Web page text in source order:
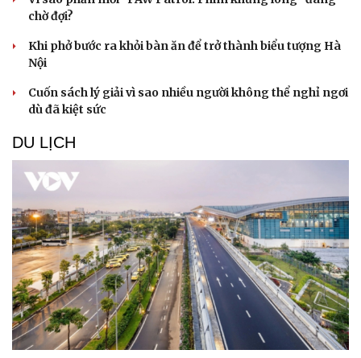
chờ đợi?
Khi phở bước ra khỏi bàn ăn để trở thành biểu tượng Hà
Nội
Cuốn sách lý giải vì sao nhiều người không thể nghỉ ngơi
dù đã kiệt sức
DU LỊCH